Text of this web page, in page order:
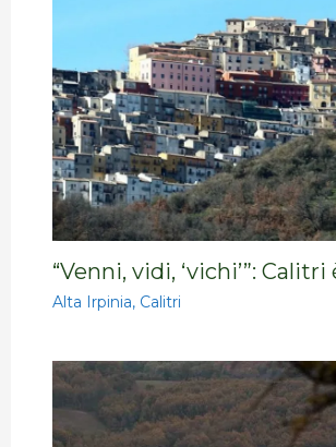
“Venni, vidi, ‘vichi’”: Calitri
Alta Irpinia, Calitri